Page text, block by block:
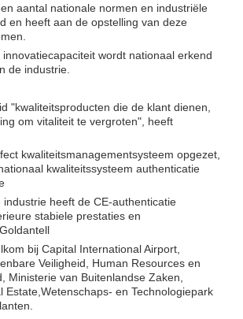
aantal nationale normen en industriële
en heeft aan de opstelling van deze
wordt nationaal erkend
de industrie.
"kwaliteitsproducten die de klant dienen,
om vitaliteit te vergroten", heeft
kwaliteitsmanagementsysteem opgezet,
kwaliteitssysteem authenticatie
industrie heeft de CE-authenticatie
stabiele prestaties en
bij Capital International Airport,
Veiligheid, Human Resources en
Ministerie van Buitenlandse Zaken,
Estate,Wetenschaps- en Technologiepark